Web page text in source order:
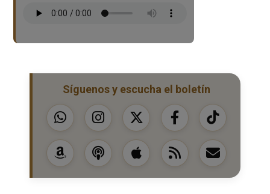
Síguenos y escucha el boletín